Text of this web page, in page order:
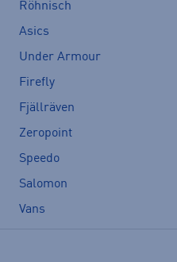
Röhnisch
Asics
Under Armour
Firefly
Fjällräven
Zeropoint
Speedo
Salomon
Vans